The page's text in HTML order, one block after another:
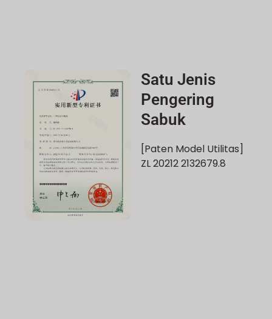
Satu Jenis
Pengering
Sabuk
[Paten Model Utilitas]
ZL 20212 2132679.8